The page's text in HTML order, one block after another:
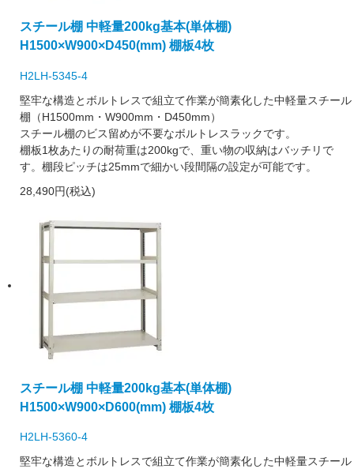
スチール棚 中軽量200kg基本(単体棚)
H1500×W900×D450(mm) 棚板4枚
H2LH-5345-4
堅牢な構造とボルトレスで組立て作業が簡素化した中軽量スチール
棚（H1500mm・W900mm・D450mm）
スチール棚のビス留めが不要なボルトレスラックです。
棚板1枚あたりの耐荷重は200kgで、重い物の収納はバッチリで
す。棚段ピッチは25mmで細かい段間隔の設定が可能です。
28,490円(税込)
スチール棚 中軽量200kg基本(単体棚)
H1500×W900×D600(mm) 棚板4枚
H2LH-5360-4
堅牢な構造とボルトレスで組立て作業が簡素化した中軽量スチール